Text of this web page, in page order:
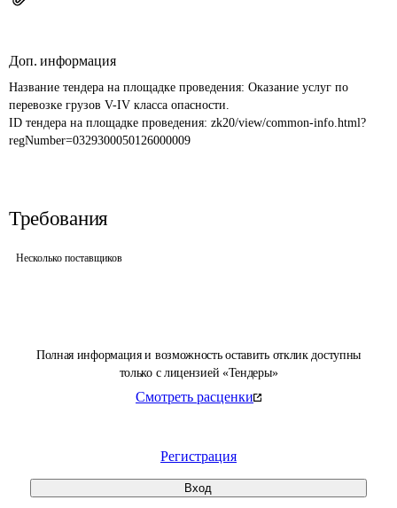
Полная информация и возможность оставить отклик доступны
только с лицензией «Тендеры»
Смотреть расценки
Регистрация
Вход
Доп. информация
Название тендера на площадке проведения: Оказание услуг по
перевозке грузов V-IV класса опасности.
ID тендера на площадке проведения: zk20/view/common-info.html?
regNumber=0329300050126000009
Требования
Несколько поставщиков